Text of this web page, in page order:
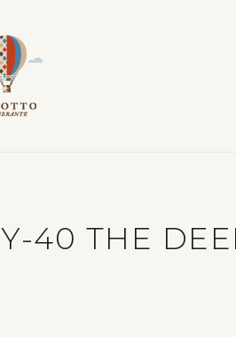
Y-40 THE